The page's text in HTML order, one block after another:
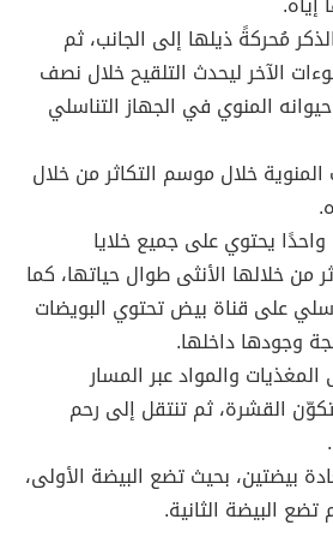
مُحركةً ذيلها إلى الجانب، ثم
الآخر ليحدث التلقيح خلال نصف
المنوي في الجهاز التناسلي
المنوية خلال موسم التكاثر من خلال
واحدًا يحتوي على جميع خلايا
من خلالها الأنثى طوال حياتها، كما
على قناة بيض تحتوي البويضات
وجودها داخلها.
والمواد عبر المسار
القشرة، ثم تنتقل إلى رحم
بيضتين، بحيث تضع البيضة الأولى،